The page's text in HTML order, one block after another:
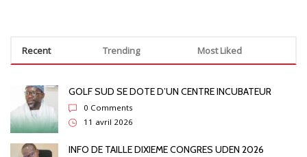
Recent Trending Most Liked
GOLF SUD SE DOTE D’UN CENTRE INCUBATEUR
0 Comments
11 avril 2026
INFO DE TAILLE DIXIEME CONGRES UDEN 2026